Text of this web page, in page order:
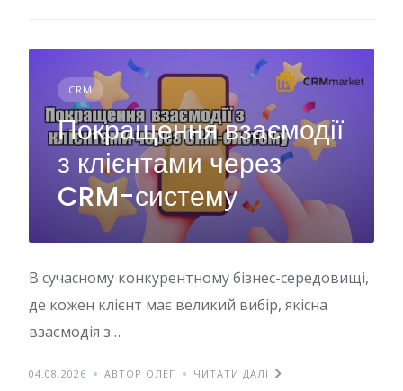
CRM
Покращення взаємодії
з клієнтами через
CRM-систему
В сучасному конкурентному бізнес-середовищі,
де кожен клієнт має великий вибір, якісна
взаємодія з…
04.08.2026 АВТОР ОЛЕГ ЧИТАТИ ДАЛІ